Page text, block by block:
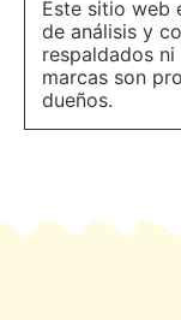
Este sitio web
de análisis y
respaldados
marcas son
dueños.